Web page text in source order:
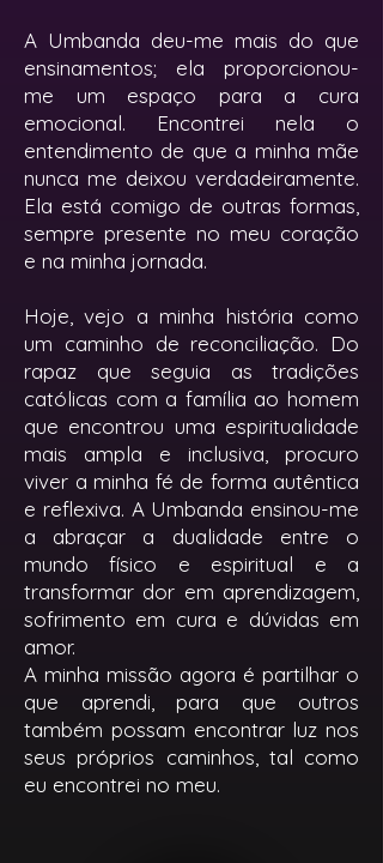
A Umbanda deu-me mais do que
ensinamentos; ela proporcionou-
me um espaço para a cura
emocional. Encontrei nela o
entendimento de que a minha mãe
nunca me deixou verdadeiramente.
Ela está comigo de outras formas,
sempre presente no meu coração
e na minha jornada.
Hoje, vejo a minha história como
um caminho de reconciliação. Do
rapaz que seguia as tradições
católicas com a família ao homem
que encontrou uma espiritualidade
mais ampla e inclusiva, procuro
viver a minha fé de forma autêntica
e reflexiva. A Umbanda ensinou-me
a abraçar a dualidade entre o
mundo físico e espiritual e a
transformar dor em aprendizagem,
sofrimento em cura e dúvidas em
amor.
A minha missão agora é partilhar o
que aprendi, para que outros
também possam encontrar luz nos
seus próprios caminhos, tal como
eu encontrei no meu.